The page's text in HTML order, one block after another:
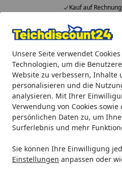
Unsere Seite verwendet
Technologien, um die
Website zu verbessern, Inhalte
personalisieren und die
analysieren. Mit Ihrer
Verwendung von Cookies
persönlichen Daten zu, um
Surferlebnis und mehr
Sie können Ihre Einwilligung
Einstellungen anpassen oder
Kauf auf
Alle Produkte
Mein Konto
Suchen
Startseite
Aquaristik biOrb Aquarien
BiOrb Aquarium